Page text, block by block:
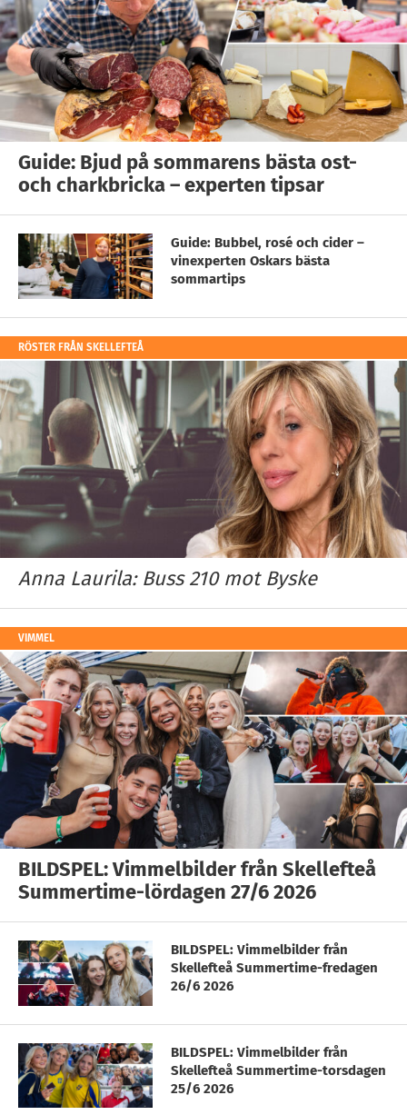
Guide: Bjud på sommarens bästa ost-
och charkbricka – experten tipsar
Guide: Bubbel, rosé och cider –
vinexperten Oskars bästa
sommartips
RÖSTER FRÅN SKELLEFTEÅ
Anna Laurila: Buss 210 mot Byske
VIMMEL
BILDSPEL: Vimmelbilder från Skellefteå
Summertime-lördagen 27/6 2026
BILDSPEL: Vimmelbilder från
Skellefteå Summertime-fredagen
26/6 2026
BILDSPEL: Vimmelbilder från
Skellefteå Summertime-torsdagen
25/6 2026